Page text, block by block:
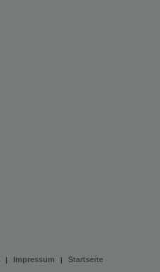
| Impressum | Startseite